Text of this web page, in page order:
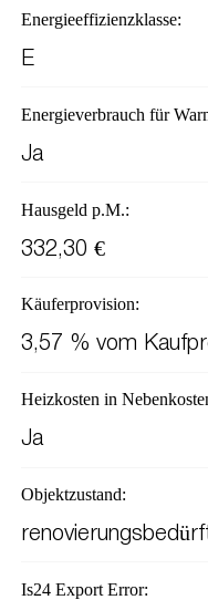
Energieeffizienzklasse:
E
Energieverbrauch für
Ja
Hausgeld p.M.:
332,30 €
Käuferprovision:
3,57 % vom
Heizkosten in
Ja
Objektzustand:
Is24 Export Error: